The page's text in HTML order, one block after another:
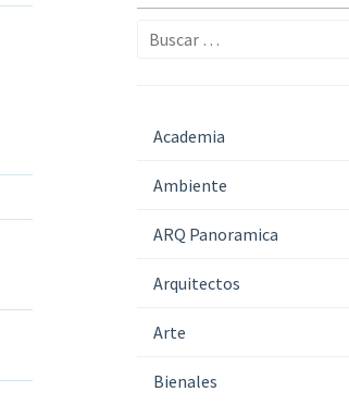
Buscar:
Academia
Ambiente
ARQ Panoramica
Arquitectos
Arte
Bienales